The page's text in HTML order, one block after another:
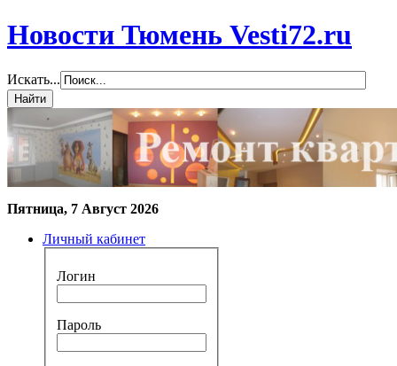
Новости Тюмень Vesti72.ru
Искать...
Пятница, 7 Август 2026
Личный кабинет
Логин
Пароль